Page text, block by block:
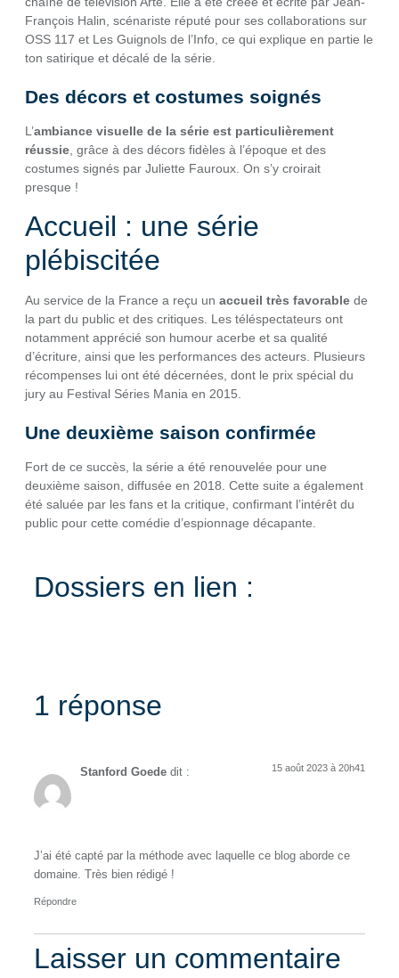
François Halin, scénariste réputé pour ses collaborations sur
OSS 117 et Les Guignols de l’Info, ce qui explique en partie le
ton satirique et décalé de la série.
Des décors et costumes soignés
L’ambiance visuelle de la série est particulièrement
réussie , grâce à des décors fidèles à l’époque et des
costumes signés par Juliette Fauroux. On s’y croirait
presque !
Accueil : une série
plébiscitée
Au service de la France a reçu un accueil très favorable de
la part du public et des critiques. Les téléspectateurs ont
notamment apprécié son humour acerbe et sa qualité
d’écriture, ainsi que les performances des acteurs. Plusieurs
récompenses lui ont été décernées, dont le prix spécial du
jury au Festival Séries Mania en 2015.
Une deuxième saison confirmée
Fort de ce succès, la série a été renouvelée pour une
deuxième saison, diffusée en 2018. Cette suite a également
été saluée par les fans et la critique, confirmant l’intérêt du
public pour cette comédie d’espionnage décapante.
Dossiers en lien :
1 réponse
Stanford Goede dit : 15 août 2023 à 20h41
J’ai été capté par la méthode avec laquelle ce blog aborde ce
domaine. Très bien rédigé !
Répondre
Laisser un commentaire